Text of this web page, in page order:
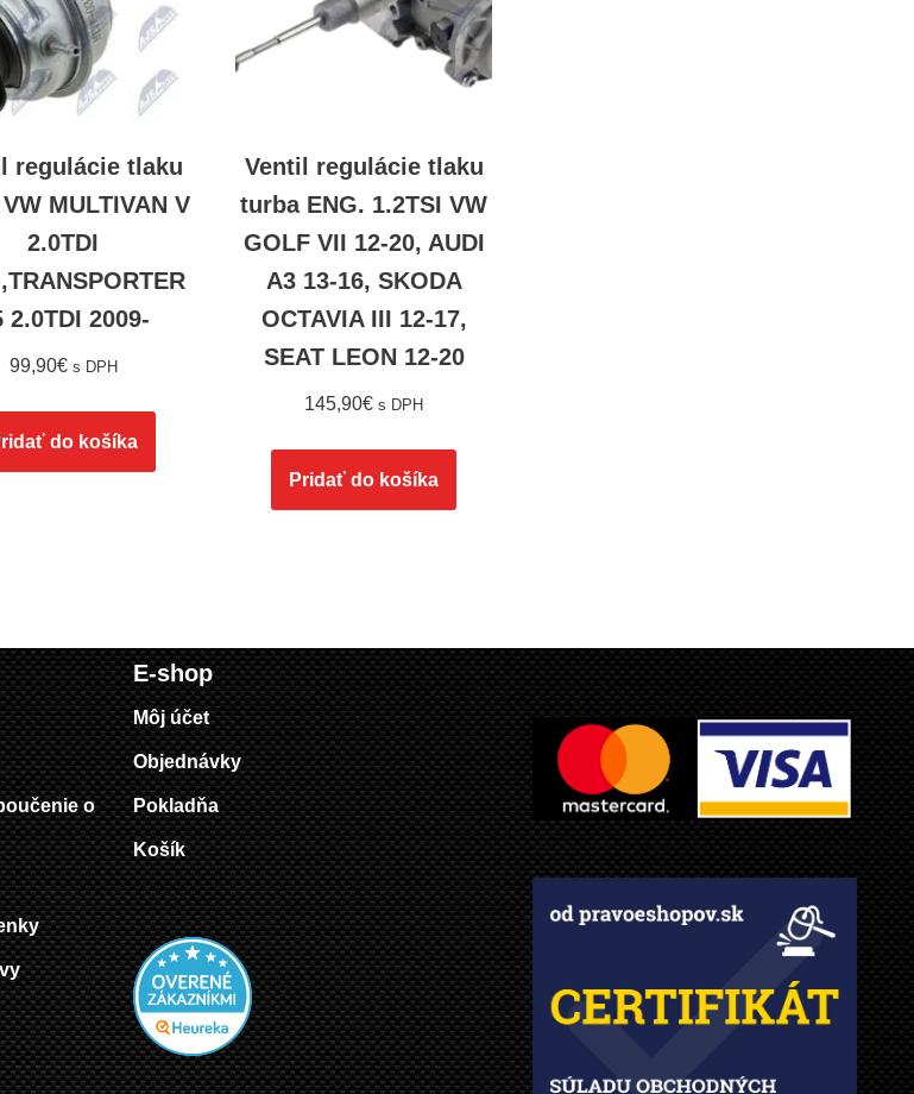
regulácie tlaku
MULTIVAN V
2.0TDI
2.0TDI 2009-
99,90€ s DPH
do košíka
Ventil regulácie tlaku
turba ENG. 1.2TSI VW
GOLF VII 12-20, AUDI
A3 13-16, SKODA
OCTAVIA III 12-17,
SEAT LEON 12-20
145,90€ s DPH
Pridať do košíka
o
E-shop
Môj účet
Objednávky
Pokladňa
Košík